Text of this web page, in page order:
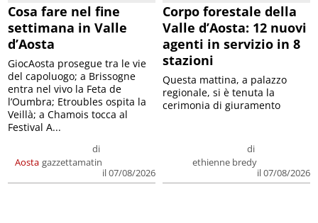
Cosa fare nel fine
settimana in Valle
d’Aosta
Aosta
di
gazzettamatin
il 07/08/2026
GiocAosta prosegue tra le vie
del capoluogo; a Brissogne
entra nel vivo la Feta de
l’Oumbra; Etroubles ospita la
Veillà; a Chamois tocca al
Festival A...
Corpo forestale della
Valle d’Aosta: 12 nuovi
agenti in servizio in 8
stazioni
di
ethienne bredy
il 07/08/2026
Questa mattina, a palazzo
regionale, si è tenuta la
cerimonia di giuramento